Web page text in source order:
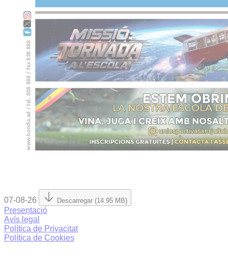
07-08-26 Descarregar (14.95 MB)
Presentació
Avís legal
Política de Privacitat
Política de Cookies